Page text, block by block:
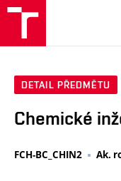
DETAIL PŘEDMĚTU
Chemické
FCH-BC_CHIN2 Ak.